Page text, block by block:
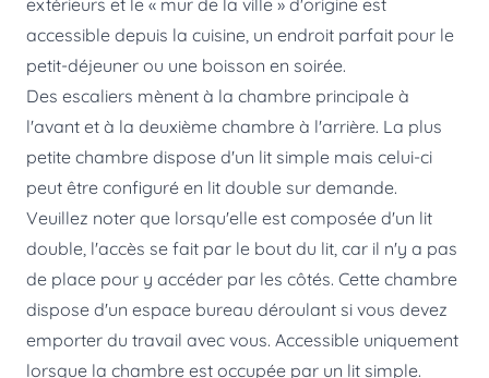
accessible depuis la cuisine, un endroit parfait pour le
petit-déjeuner ou une boisson en soirée.
Des escaliers mènent à la chambre principale à
l'avant et à la deuxième chambre à l'arrière. La plus
petite chambre dispose d'un lit simple mais celui-ci
peut être configuré en lit double sur demande.
Veuillez noter que lorsqu'elle est composée d'un lit
double, l'accès se fait par le bout du lit, car il n'y a pas
de place pour y accéder par les côtés. Cette chambre
dispose d'un espace bureau déroulant si vous devez
emporter du travail avec vous. Accessible uniquement
lorsque la chambre est occupée par un lit simple.